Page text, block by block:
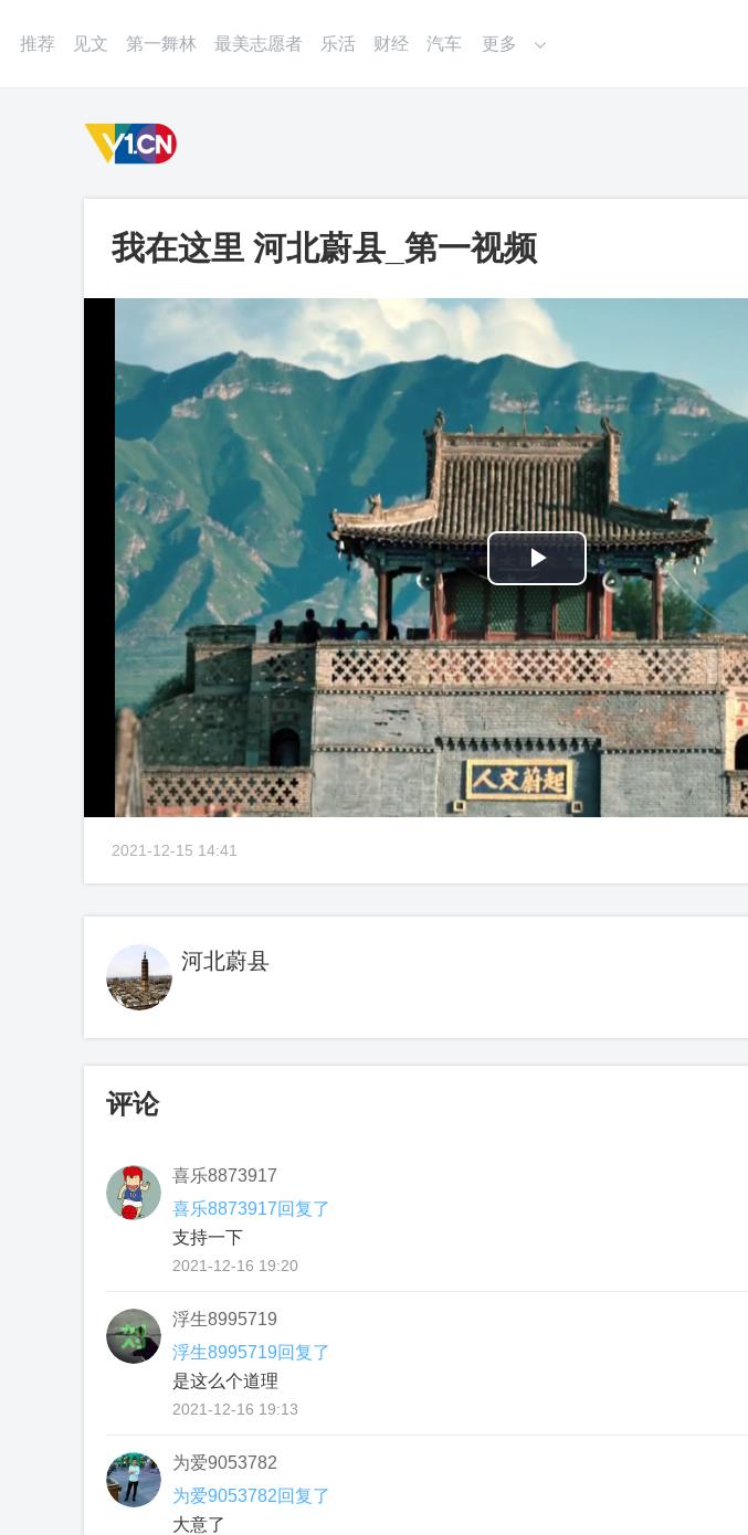
推荐 见文 第一舞林 最美志愿者 乐活 财经 汽车 更多
我在这里 河北蔚县_第一视频
Play
Video
2021-12-15 14:41
河北蔚县
评论
喜乐8873917
喜乐8873917回复了
支持一下
2021-12-16 19:20
浮生8995719
浮生8995719回复了
是这么个道理
2021-12-16 19:13
为爱9053782
为爱9053782回复了
大意了